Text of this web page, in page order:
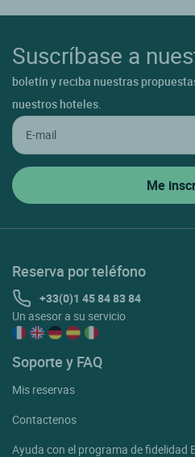
Suscríbase a
boletín y reciba nuestras
nuestros hoteles.
Reserva por teléfono
+33(0)1 45 84 83 84
Un asesor a su servicio
Soporte y FAQ
Mis reservas
Contactenos
Ayuda con el programa de fidelidad